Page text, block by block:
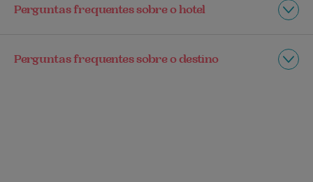
Perguntas frequentes sobre o hotel
Perguntas frequentes sobre o destino